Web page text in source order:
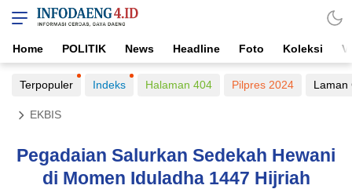
Home POLITIK News Headline Foto Koleksi
Terpopuler Indeks Halaman 404 Pilpres 2024 Laman
EKBIS
Pegadaian Salurkan Sedekah Hewani
di Momen Iduladha 1447 Hijriah